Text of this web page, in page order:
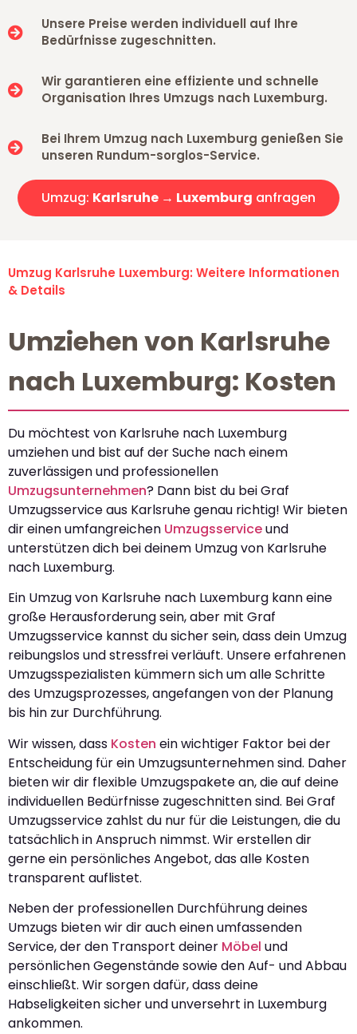
Unsere Preise werden individuell auf Ihre
Bedürfnisse zugeschnitten.
Wir garantieren eine effiziente und schnelle
Organisation Ihres Umzugs nach Luxemburg.
Bei Ihrem Umzug nach Luxemburg genießen Sie
unseren Rundum-sorglos-Service.
Umzug: Karlsruhe → Luxemburg anfragen
Umzug Karlsruhe Luxemburg: Weitere Informationen
& Details
Umziehen von Karlsruhe
nach Luxemburg: Kosten
Du möchtest von Karlsruhe nach Luxemburg
umziehen und bist auf der Suche nach einem
zuverlässigen und professionellen
Umzugsunternehmen? Dann bist du bei Graf
Umzugsservice aus Karlsruhe genau richtig! Wir bieten
dir einen umfangreichen Umzugsserviceund
unterstützen dich bei deinem Umzug von Karlsruhe
nach Luxemburg.
Ein Umzug von Karlsruhe nach Luxemburg kann eine
große Herausforderung sein, aber mit Graf
Umzugsservice kannst du sicher sein, dass dein Umzug
reibungslos und stressfrei verläuft. Unsere erfahrenen
Umzugsspezialisten kümmern sich um alle Schritte
des Umzugsprozesses, angefangen von der Planung
bis hin zur Durchführung.
Wir wissen, dass Kosten ein wichtiger Faktor bei der
Entscheidung für ein Umzugsunternehmen sind. Daher
bieten wir dir flexible Umzugspakete an, die auf deine
individuellen Bedürfnisse zugeschnitten sind. Bei Graf
Umzugsservice zahlst du nur für die Leistungen, die du
tatsächlich in Anspruch nimmst. Wir erstellen dir
gerne ein persönliches Angebot, das alle Kosten
transparent auflistet.
Neben der professionellen Durchführung deines
Umzugs bieten wir dir auch einen umfassenden
Service, der den Transport deiner Möbel und
persönlichen Gegenstände sowie den Auf- und Abbau
einschließt. Wir sorgen dafür, dass deine
Habseligkeiten sicher und unversehrt in Luxemburg
ankommen.